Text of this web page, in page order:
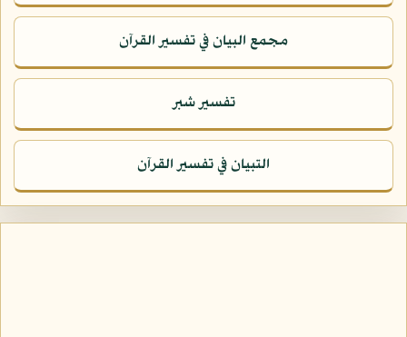
مجمع البيان في تفسير القرآن
تفسير شبر
التبيان في تفسير القرآن